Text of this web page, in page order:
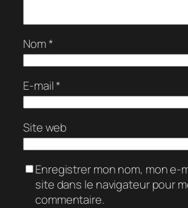
Nom*
E-mail*
Site web
Enregistrer mon nom, mon e-
site dans le navigateur pour
commentaire.